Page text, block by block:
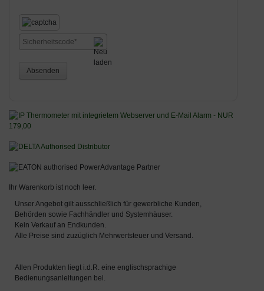
Absenden
Ihr Warenkorb ist noch leer.
Unser Angebot gilt ausschließlich für gewerbliche Kunden,
Behörden sowie Fachhändler und Systemhäuser.
Kein Verkauf an Endkunden.
Alle Preise sind zuzüglich Mehrwertsteuer und Versand.
Allen Produkten liegt i.d.R. eine englischsprachige
Bedienungsanleitungen bei.